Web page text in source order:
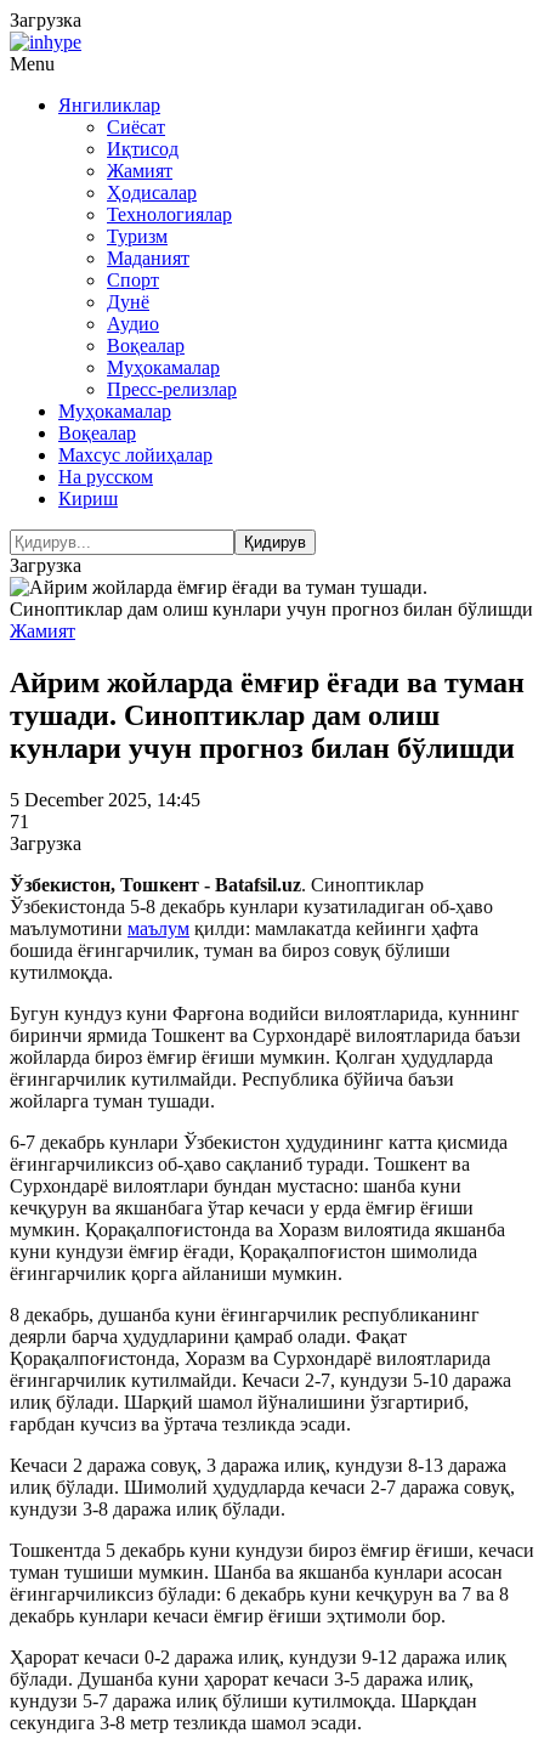
Загрузка
Menu
Янгиликлар
Сиёсат
Иқтисод
Жамият
Ҳодисалар
Технологиялар
Туризм
Маданият
Спорт
Дунё
Аудио
Воқеалар
Муҳокамалар
Пресс-релизлар
Муҳокамалар
Воқеалар
Махсус лойиҳалар
На русском
Кириш
Загрузка
Жамият
Айрим жойларда ёмғир ёғади ва туман
тушади. Синоптиклар дам олиш
кунлари учун прогноз билан бўлишди
5 December 2025, 14:45
71
Загрузка
Ўзбекистон, Тошкент - Batafsil.uz. Синоптиклар
Ўзбекистонда 5-8 декабрь кунлари кузатиладиган об-ҳаво
маълумотини маълум қилди: мамлакатда кейинги ҳафта
бошида ёғингарчилик, туман ва бироз совуқ бўлиши
кутилмоқда.
Бугун кундуз куни Фарғона водийси вилоятларида, куннинг
биринчи ярмида Тошкент ва Сурхондарё вилоятларида баъзи
жойларда бироз ёмғир ёғиши мумкин. Қолган ҳудудларда
ёғингарчилик кутилмайди. Республика бўйича баъзи
жойларга туман тушади.
6-7 декабрь кунлари Ўзбекистон ҳудудининг катта қисмида
ёғингарчиликсиз об-ҳаво сақланиб туради. Тошкент ва
Сурхондарё вилоятлари бундан мустасно: шанба куни
кечқурун ва якшанбага ўтар кечаси у ерда ёмғир ёғиши
мумкин. Қорақалпоғистонда ва Хоразм вилоятида якшанба
куни кундузи ёмғир ёғади, Қорақалпоғистон шимолида
ёғингарчилик қорга айланиши мумкин.
8 декабрь, душанба куни ёғингарчилик республиканинг
деярли барча ҳудудларини қамраб олади. Фақат
Қорақалпоғистонда, Хоразм ва Сурхондарё вилоятларида
ёғингарчилик кутилмайди. Кечаси 2-7, кундузи 5-10 даража
илиқ бўлади. Шарқий шамол йўналишини ўзгартириб,
ғарбдан кучсиз ва ўртача тезликда эсади.
Кечаси 2 даража совуқ, 3 даража илиқ, кундузи 8-13 даража
илиқ бўлади. Шимолий ҳудудларда кечаси 2-7 даража совуқ,
кундузи 3-8 даража илиқ бўлади.
Тошкентда 5 декабрь куни кундузи бироз ёмғир ёғиши, кечаси
туман тушиши мумкин. Шанба ва якшанба кунлари асосан
ёғингарчиликсиз бўлади: 6 декабрь куни кечқурун ва 7 ва 8
декабрь кунлари кечаси ёмғир ёғиши эҳтимоли бор.
Ҳарорат кечаси 0-2 даража илиқ, кундузи 9-12 даража илиқ
бўлади. Душанба куни ҳарорат кечаси 3-5 даража илиқ,
кундузи 5-7 даража илиқ бўлиши кутилмоқда. Шарқдан
секундига 3-8 метр тезликда шамол эсади.